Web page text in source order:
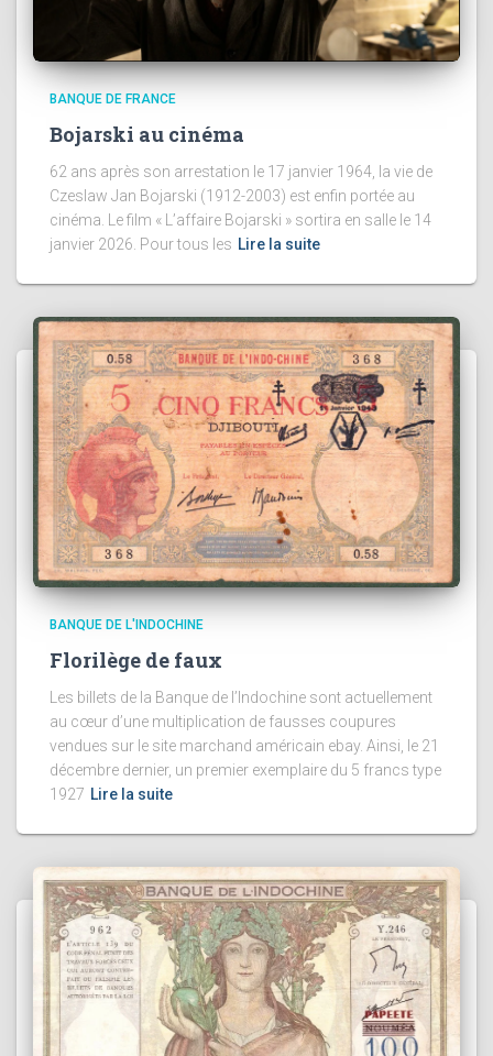
BANQUE DE FRANCE
Bojarski au cinéma
62 ans après son arrestation le 17 janvier 1964, la vie de
Czeslaw Jan Bojarski (1912-2003) est enfin portée au
cinéma. Le film « L’affaire Bojarski » sortira en salle le 14
janvier 2026. Pour tous les Lire la suite
BANQUE DE L'INDOCHINE
Florilège de faux
Les billets de la Banque de l’Indochine sont actuellement
au cœur d’une multiplication de fausses coupures
vendues sur le site marchand américain ebay. Ainsi, le 21
décembre dernier, un premier exemplaire du 5 francs type
1927 Lire la suite